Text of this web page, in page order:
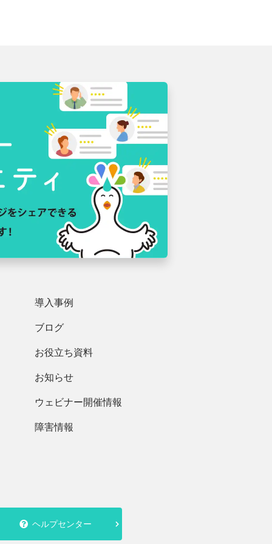
導入事例
ブログ
お役立ち資料
お知らせ
ウェビナー開催情報
障害情報
ヘルプセンター